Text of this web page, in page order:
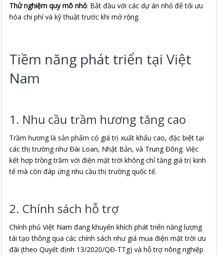
Thử nghiệm quy mô nhỏ: Bắt đầu với các dự án nhỏ để tối ưu
hóa chi phí và kỹ thuật trước khi mở rộng.
Tiềm năng phát triển tại Việt
Nam
1. Nhu cầu trầm hương tăng cao
Trầm hương là sản phẩm có giá trị xuất khẩu cao, đặc biệt tại
các thị trường như Đài Loan, Nhật Bản, và Trung Đông. Việc
kết hợp trồng trầm với điện mặt trời không chỉ tăng giá trị kinh
tế mà còn đáp ứng nhu cầu thị trường quốc tế.
2. Chính sách hỗ trợ
Chính phủ Việt Nam đang khuyến khích phát triển năng lượng
tái tạo thông qua các chính sách như giá mua điện mặt trời ưu
đãi (theo Quyết định 13/2020/QĐ-TTg) và hỗ trợ nông nghiệp